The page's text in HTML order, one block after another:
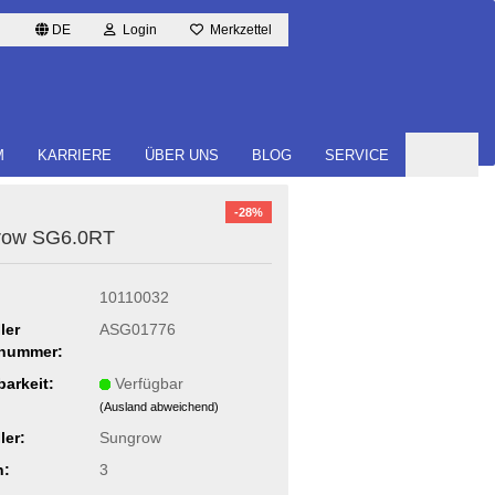
DE Login Merkzettel
KARRIERE ÜBER UNS BLOG SERVICE
-28%
SG6.0RT
10110032
ASG01776
Verfügbar
(Ausland abweichend)
Sungrow
3